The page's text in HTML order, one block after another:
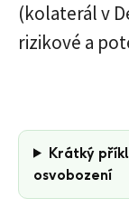
(kolaterál v
rizikové a
Krátký
osvobození